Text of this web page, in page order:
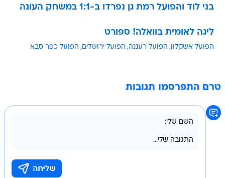
בני לוד והפועל רמת גן נפרדו ב-1:1 במשחק העונה
ליגה לאומית בוואלה! ספורט
הפועל אשקלון הפועל רעננה הפועל ירושלים הפועל כפר סבא
טרם התפרסמו תגובות